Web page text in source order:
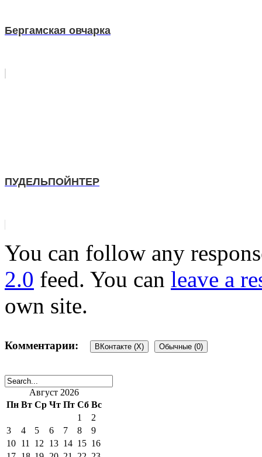
Бергамская овчарка
ПУДЕЛЬПОЙНТЕР
You can follow any
2.0 feed. You can leave a
own site.
Комментарии: ВКонтакте (X) Обычные (0)
Добавить комментарий
Ваш адрес email не будет
Август 2026
Пн Вт Ср Чт Пт Сб Вс
1
2
3
4 5 6 7 8
9
10 11 12 13 14 15 16